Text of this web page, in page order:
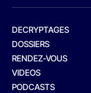
DECRYPTAGES
DOSSIERS
RENDEZ-VOUS
VIDEOS
PODCASTS